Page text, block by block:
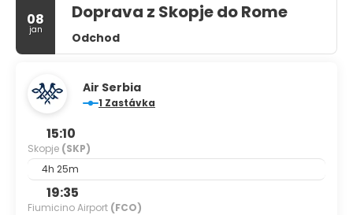
08
jan
Doprava z Skopje do Rome
Odchod
Air Serbia
1 Zastávka
15:10
Skopje (SKP)
4h 25m
19:35
Fiumicino Airport (FCO)